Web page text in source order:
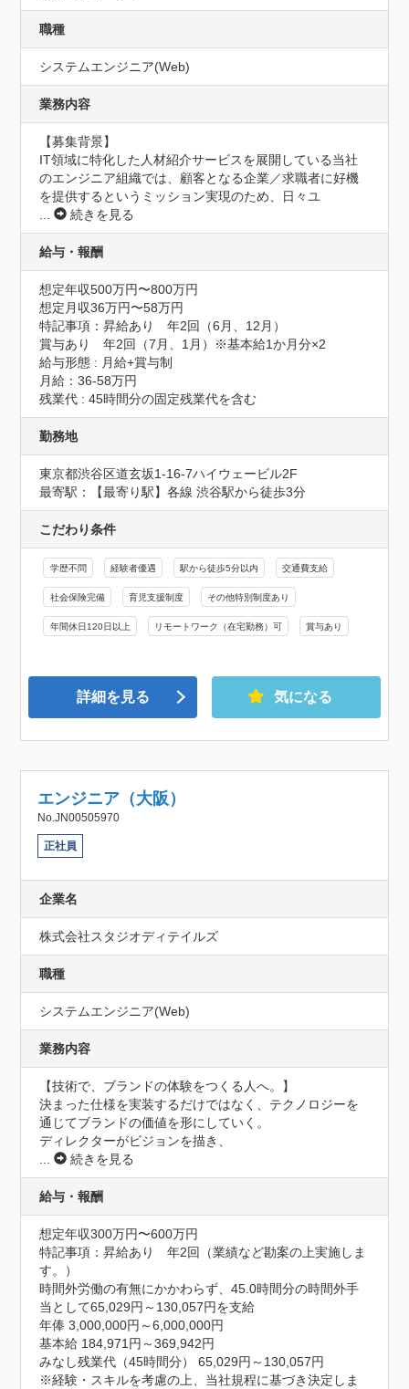
職種
システムエンジニア(Web)
業務内容
【募集背景】
IT領域に特化した人材紹介サービスを展開している当社
のエンジニア組織では、顧客となる企業／求職者に好機
を提供するというミッション実現のため、日々ユ
...
続きを見る
給与・報酬
想定年収500万円〜800万円
想定月収36万円〜58万円
特記事項：昇給あり　年2回（6月、12月）
賞与あり　年2回（7月、1月）※基本給1か月分×2
給与形態 : 月給+賞与制
月給：36-58万円
残業代 : 45時間分の固定残業代を含む
勤務地
東京都渋谷区道玄坂1-16-7ハイウェービル2F
最寄駅：【最寄り駅】各線 渋谷駅から徒歩3分
こだわり条件
学歴不問 経験者優遇 駅から徒歩5分以内 交通費支給
社会保険完備 育児支援制度 その他特別制度あり
年間休日120日以上 リモートワーク（在宅勤務）可 賞与あり
詳細を見る 気になる
エンジニア（大阪）
No.JN00505970
正社員
企業名
株式会社スタジオディテイルズ
職種
システムエンジニア(Web)
業務内容
【技術で、ブランドの体験をつくる人へ。】
決まった仕様を実装するだけではなく、テクノロジーを
通じてブランドの価値を形にしていく。
ディレクターがビジョンを描き、
...
続きを見る
給与・報酬
想定年収300万円〜600万円
特記事項：昇給あり　年2回（業績など勘案の上実施しま
す。）
時間外労働の有無にかかわらず、45.0時間分の時間外手
当として65,029円～130,057円を支給
年俸 3,000,000円～6,000,000円
基本給 184,971円～369,942円
みなし残業代（45時間分） 65,029円～130,057円
※経験・スキルを考慮の上、当社規程に基づき決定しま